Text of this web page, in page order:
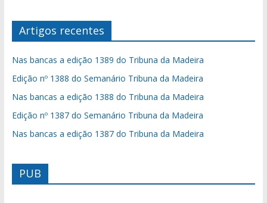
Artigos recentes
Nas bancas a edição 1389 do Tribuna da Madeira
Edição nº 1388 do Semanário Tribuna da Madeira
Nas bancas a edição 1388 do Tribuna da Madeira
Edição nº 1387 do Semanário Tribuna da Madeira
Nas bancas a edição 1387 do Tribuna da Madeira
PUB